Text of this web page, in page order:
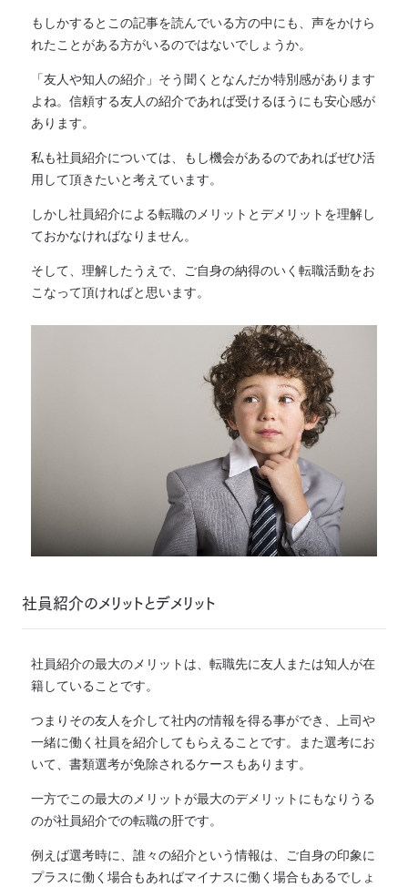
もしかするとこの記事を読んでいる方の中にも、声をかけら
れたことがある方がいるのではないでしょうか。
「友人や知人の紹介」そう聞くとなんだか特別感があります
よね。信頼する友人の紹介であれば受けるほうにも安心感が
あります。
私も社員紹介については、もし機会があるのであればぜひ活
用して頂きたいと考えています。
しかし社員紹介による転職のメリットとデメリットを理解し
ておかなければなりません。
そして、理解したうえで、ご自身の納得のいく転職活動をお
こなって頂ければと思います。
社員紹介のメリットとデメリット
社員紹介の最大のメリットは、転職先に友人または知人が在
籍していることです。
つまりその友人を介して社内の情報を得る事ができ、上司や
一緒に働く社員を紹介してもらえることです。また選考にお
いて、書類選考が免除されるケースもあります。
一方でこの最大のメリットが最大のデメリットにもなりうる
のが社員紹介での転職の肝です。
例えば選考時に、誰々の紹介という情報は、ご自身の印象に
プラスに働く場合もあればマイナスに働く場合もあるでしょ